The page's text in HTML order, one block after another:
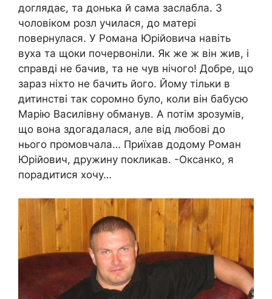
доглядає, та донька й сама заслабла. З
чоловіком розл училася, до матері
повернулася. У Романа Юрійовича навіть
вуха та щоки почервоніли. Як же ж він жив, і
справді не бачив, та не чув нічого! Добре, що
зараз ніхто не бачить його. Йому тільки в
дитинстві так соромно було, коли він бабусю
Марію Василівну обманув. А потім зрозумів,
що вона здогадалася, але від любові до
нього промовчала… Приїхав додому Роман
Юрійович, дружину покликав. -Оксанко, я
порадитися хочу…